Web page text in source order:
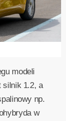
modeli
silnik 1.2, a
np.
w